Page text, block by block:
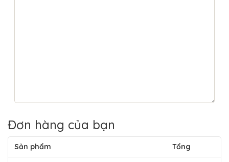
Đơn hàng của bạn
Sản phẩm Tổng